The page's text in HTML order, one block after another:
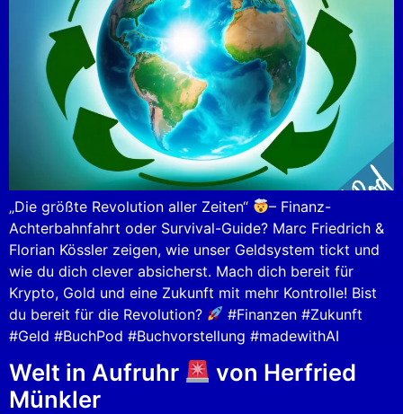
„Die größte Revolution aller Zeiten“
– Finanz-
Achterbahnfahrt oder Survival-Guide? Marc Friedrich &
Florian Kössler zeigen, wie unser Geldsystem tickt und
wie du dich clever absicherst. Mach dich bereit für
Krypto, Gold und eine Zukunft mit mehr Kontrolle! Bist
du bereit für die Revolution?
#Finanzen #Zukunft
#Geld #BuchPod #Buchvorstellung #madewithAI
Welt in Aufruhr
von Herfried
Münkler